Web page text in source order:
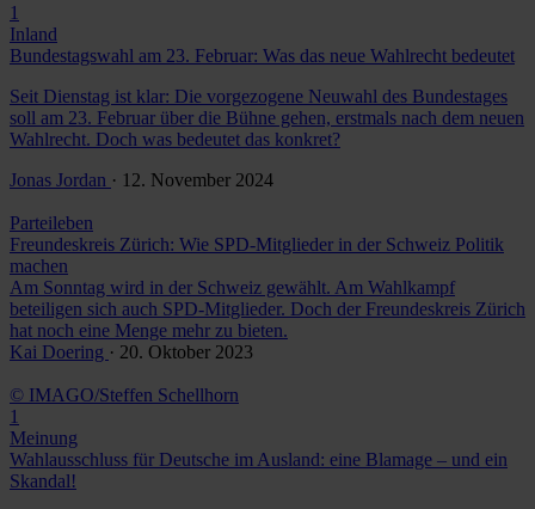
1
Inland
Bundestagswahl am 23. Februar: Was das neue Wahlrecht bedeutet
Seit Dienstag ist klar: Die vorgezogene Neuwahl des Bundestages
soll am 23. Februar über die Bühne gehen, erstmals nach dem neuen
Wahlrecht. Doch was bedeutet das konkret?
Jonas Jordan · 12. November 2024
Parteileben
Freundeskreis Zürich: Wie SPD-Mitglieder in der Schweiz Politik
machen
Am Sonntag wird in der Schweiz gewählt. Am Wahlkampf
beteiligen sich auch SPD-Mitglieder. Doch der Freundeskreis Zürich
hat noch eine Menge mehr zu bieten.
Kai Doering · 20. Oktober 2023
© IMAGO/Steffen Schellhorn
1
Meinung
Wahlausschluss für Deutsche im Ausland: eine Blamage – und ein
Skandal!